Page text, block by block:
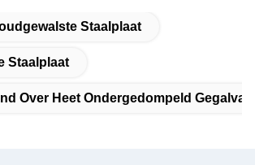
Staalplaat
Staalplaat
Over Heet Ondergedompeld